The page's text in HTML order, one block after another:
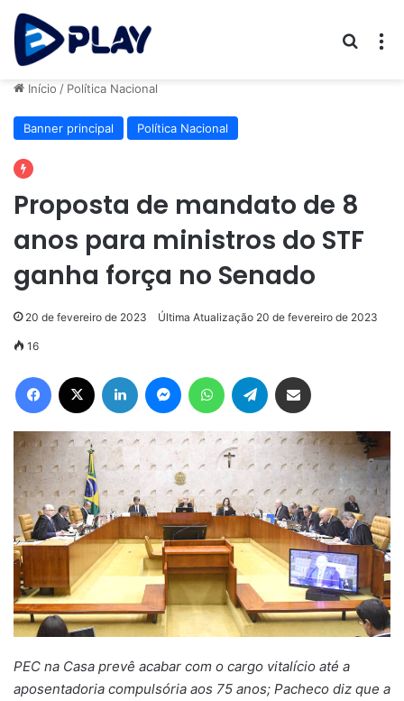
Início / Política Nacional
Banner principal Política Nacional
Proposta de mandato de 8
anos para ministros do STF
ganha força no Senado
20 de fevereiro de 2023 Última Atualização 20 de fevereiro de 2023
16
Facebook Linkedin MessengerWhatsAppTelegram
PEC na Casa prevê acabar com o cargo vitalício até a
aposentadoria compulsória aos 75 anos; Pacheco diz que a